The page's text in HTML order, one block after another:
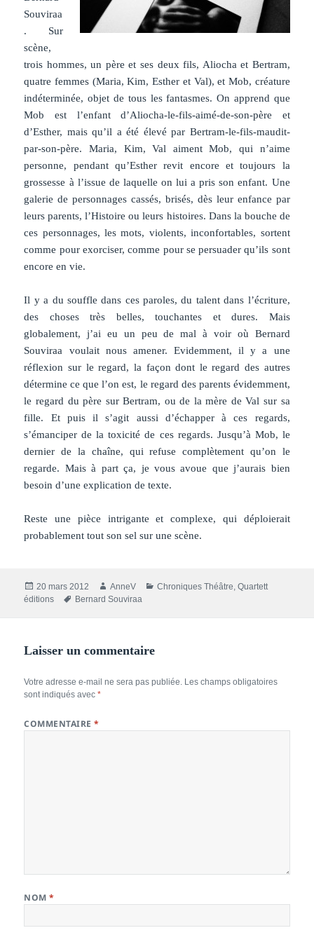
Souviraa
. Sur
scène,
trois hommes, un père et ses deux fils, Aliocha et Bertram,
quatre femmes (Maria, Kim, Esther et Val), et Mob, créature
indéterminée, objet de tous les fantasmes. On apprend que
Mob est l’enfant d’Aliocha-le-fils-aimé-de-son-père et
d’Esther, mais qu’il a été élevé par Bertram-le-fils-maudit-
par-son-père. Maria, Kim, Val aiment Mob, qui n’aime
personne, pendant qu’Esther revit encore et toujours la
grossesse à l’issue de laquelle on lui a pris son enfant. Une
galerie de personnages cassés, brisés, dès leur enfance par
leurs parents, l’Histoire ou leurs histoires. Dans la bouche de
ces personnages, les mots, violents, inconfortables, sortent
comme pour exorciser, comme pour se persuader qu’ils sont
encore en vie.
Il y a du souffle dans ces paroles, du talent dans l’écriture,
des choses très belles, touchantes et dures. Mais
globalement, j’ai eu un peu de mal à voir où Bernard
Souviraa voulait nous amener. Evidemment, il y a une
réflexion sur le regard, la façon dont le regard des autres
détermine ce que l’on est, le regard des parents évidemment,
le regard du père sur Bertram, ou de la mère de Val sur sa
fille. Et puis il s’agit aussi d’échapper à ces regards,
s’émanciper de la toxicité de ces regards. Jusqu’à Mob, le
dernier de la chaîne, qui refuse complètement qu’on le
regarde. Mais à part ça, je vous avoue que j’aurais bien
besoin d’une explication de texte.
Reste une pièce intrigante et complexe, qui déploierait
probablement tout son sel sur une scène.
Publié
le
20 mars 2012 Auteur
AnneV Catégories
Chroniques Théâtre,Quartett
éditions
Mots-
Bernard Souviraa
Laisser un commentaire
Votre adresse e-mail ne sera pas publiée. Les champs obligatoires
sont indiqués avec*
COMMENTAIRE*
NOM*